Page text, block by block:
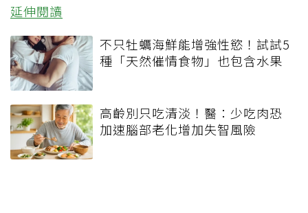
延伸閱讀
不只牡蠣海鮮能增強性慾！試試5
種「天然催情食物」也包含水果
高齡別只吃清淡！醫：少吃肉恐
加速腦部老化增加失智風險